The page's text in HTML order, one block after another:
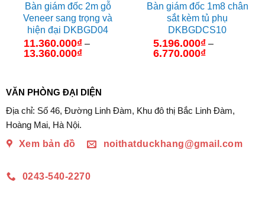
Bàn giám đốc 2m gỗ
Veneer sang trọng và
hiện đại DKBGD04
11.360.000₫ –
13.360.000₫Khoảng
đến
13.360.000₫
Bàn giám đốc 1m8 chân
sắt kèm tủ phụ
DKBGDCS10
5.196.000₫ –
6.770.000₫Khoảng
VĂN PHÒNG ĐẠI DIỆN
Địa chỉ: Số 46, Đường Linh Đàm, Khu đô thị Bắc Linh Đàm,
Hoàng Mai, Hà Nội.
Xem bản đồ
noithatduckhang@gmail.com
0243-540-2270